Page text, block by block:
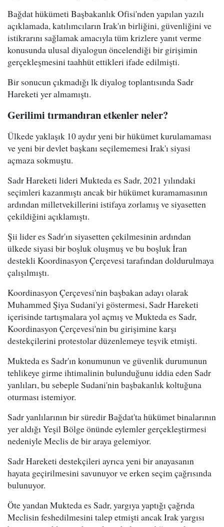
Bağdat hükümeti Başbakanlık Ofisi'nden yapılan yazılı
açıklamada, katılımcıların Irak'ın birliğini, güvenliğini ve
istikrarını sağlamak amacıyla tüm krizlere yanıt verme
konusunda ulusal diyalogun öncelendiği bir girişimin
gerçekleşmesini taahhüt ettikleri ifade edilmişti.
Bir sonucun çıkmadığı lk diyalog toplantısında Sadr
Hareketi yer almamıştı.
Gerilimi tırmandıran etkenler neler?
Ülkede yaklaşık 10 aydır yeni bir hükümet kurulamaması
ve yeni bir devlet başkanı seçilememesi Irak'ı siyasi
açmaza sokmuştu.
Sadr Hareketi lideri Mukteda es Sadr, 2021 yılındaki
seçimleri kazanmıştı ancak bir hükümet kuramamasının
ardından milletvekillerini istifaya zorlamış ve siyasetten
çekildiğini açıklamıştı.
Şii lider es Sadr'ın siyasetten çekilmesinin ardından
ülkede siyasi bir boşluk oluşmuş ve bu boşluk İran
destekli Koordinasyon Çerçevesi tarafından doldurulmaya
çalışılmıştı.
Koordinasyon Çerçevesi'nin başbakan adayı olarak
Muhammed Şiya Sudani'yi göstermesi, Sadr Hareketi
içerisinde tartışmalara yol açmış ve Mukteda es Sadr,
Koordinasyon Çerçevesi'nin bu girişimine karşı
destekçilerini protestolar düzenlemeye teşvik etmişti.
Mukteda es Sadr'ın konumunun ve güvenlik durumunun
tehlikeye girme ihtimalinin bulunduğunu iddia eden Sadr
yanlıları, bu sebeple Sudani'nin başbakanlık koltuğuna
oturması istemiyor.
Sadr yanlılarının bir süredir Bağdat'ta hükümet binalarının
yer aldığı Yeşil Bölge önünde eylemler gerçekleştirmesi
nedeniyle Meclis de bir araya gelemiyor.
Sadr Hareketi destekçileri ayrıca yeni bir anayasanın
hayata geçirilmesini savunuyor ve erken seçim çağrısında
bulunuyor.
Öte yandan Mukteda es Sadr, yargıya yaptığı çağrıda
Meclisin feshedilmesini talep etmişti ancak Irak yargısı